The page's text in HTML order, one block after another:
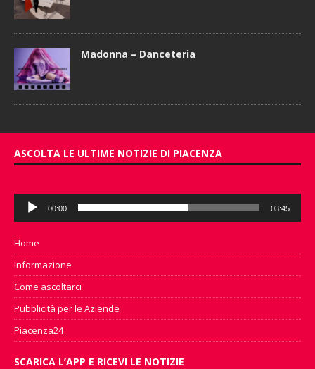
Madonna – Danceteria
ASCOLTA LE ULTIME NOTIZIE DI PIACENZA
Audio
Player
00:00 03:45
Home
Informazione
Come ascoltarci
Pubblicità per le Aziende
Piacenza24
SCARICA L’APP E RICEVI LE NOTIZIE